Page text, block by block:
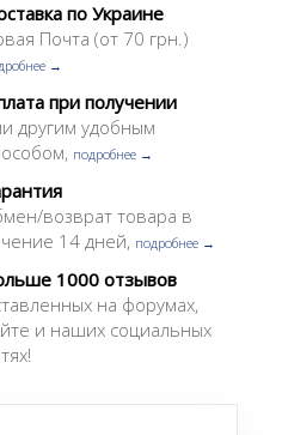
по Украине
Почта (от 70 грн.)
→
при получении
другим удобным
подробнее →
возврат товара в
14 дней, подробнее →
1000 отзывов
на форумах,
и наших социальных